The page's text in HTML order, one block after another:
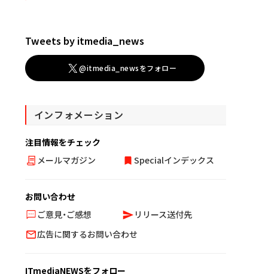
Tweets by itmedia_news
@itmedia_newsをフォロー
インフォメーション
注目情報をチェック
メールマガジン
Specialインデックス
お問い合わせ
ご意見・ご感想
リリース送付先
広告に関するお問い合わせ
ITmediaNEWSをフォロー